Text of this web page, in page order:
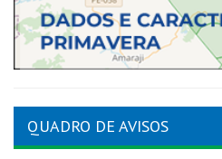
QUADRO DE AVISOS